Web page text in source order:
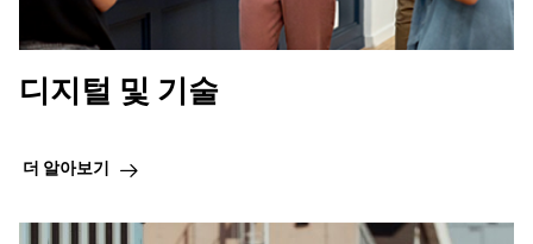
디지털 및 기술
더 알아보기